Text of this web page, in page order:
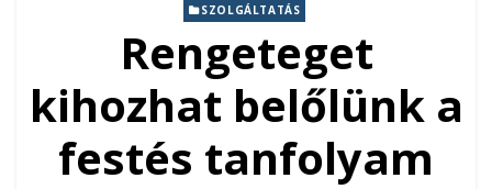
SZOLGÁLTATÁS
Rengeteget
kihozhat belőlünk a
festés tanfolyam